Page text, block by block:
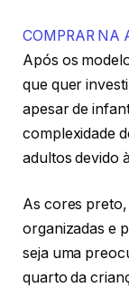
COMPRAR NA
Após os
que quer
apesar de
complexidade
adultos devido
As cores
organizadas e
seja uma
quarto da